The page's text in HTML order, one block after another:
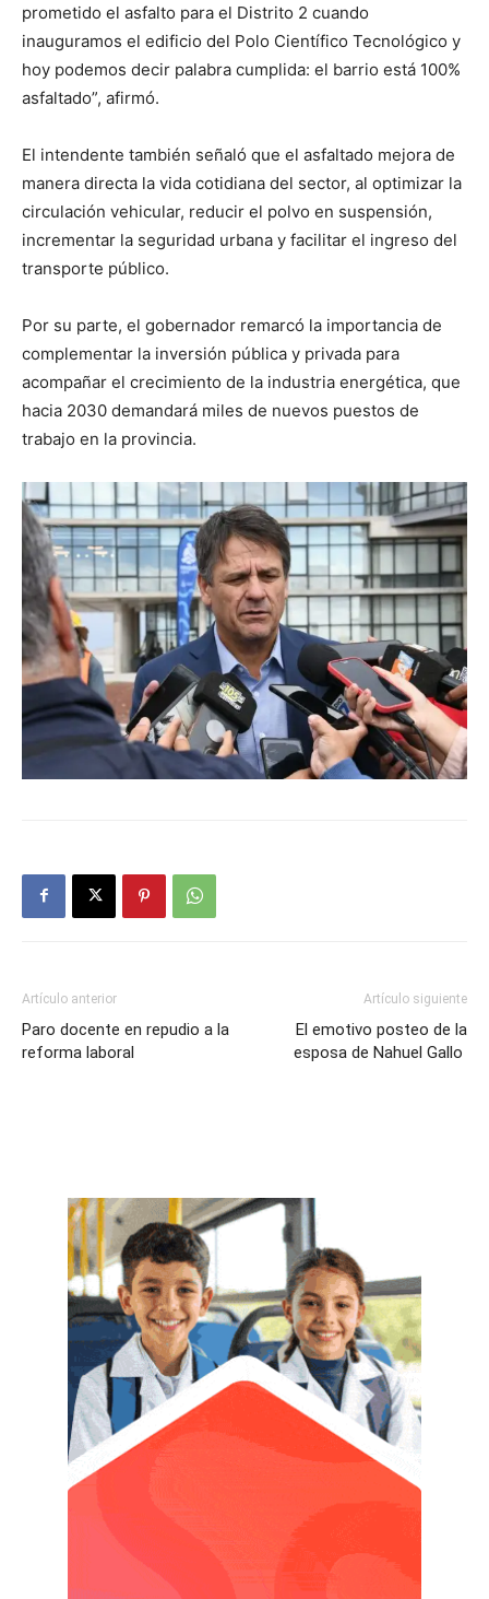
prometido el asfalto para el Distrito 2 cuando
inauguramos el edificio del Polo Científico Tecnológico y
hoy podemos decir palabra cumplida: el barrio está 100%
asfaltado”, afirmó.
El intendente también señaló que el asfaltado mejora de
manera directa la vida cotidiana del sector, al optimizar la
circulación vehicular, reducir el polvo en suspensión,
incrementar la seguridad urbana y facilitar el ingreso del
transporte público.
Por su parte, el gobernador remarcó la importancia de
complementar la inversión pública y privada para
acompañar el crecimiento de la industria energética, que
hacia 2030 demandará miles de nuevos puestos de
trabajo en la provincia.
Artículo anterior
Paro docente en repudio a la
reforma laboral
Artículo siguiente
El emotivo posteo de la
esposa de Nahuel Gallo